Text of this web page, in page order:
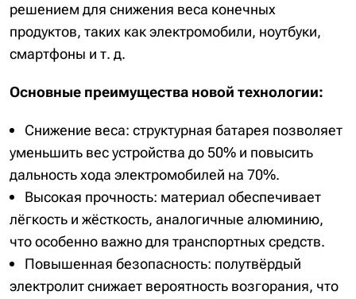
решением для снижения веса конечных
продуктов, таких как электромобили, ноутбуки,
смартфоны и т. д.
Основные преимущества новой технологии:
Снижение веса: структурная батарея позволяет
уменьшить вес устройства до 50% и повысить
дальность хода электромобилей на 70%.
Высокая прочность: материал обеспечивает
лёгкость и жёсткость, аналогичные алюминию,
что особенно важно для транспортных средств.
Повышенная безопасность: полутвёрдый
электролит снижает вероятность возгорания, что